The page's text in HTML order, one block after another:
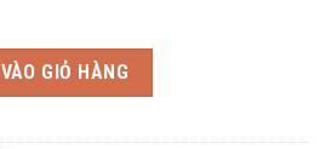
số lượng
GIỎ HÀNG